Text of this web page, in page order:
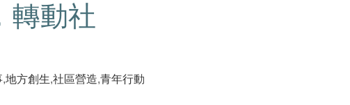
轉動社
,地方創生,社區營造,青年行動